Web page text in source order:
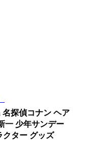
名探偵コナン ヘア
一 少年サンデー
クター グッズ